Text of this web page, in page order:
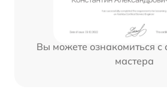
Вы можете ознакомиться с
мастера